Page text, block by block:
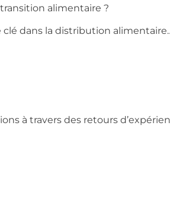
alimentaire ?
dans la distribution
à travers des retours